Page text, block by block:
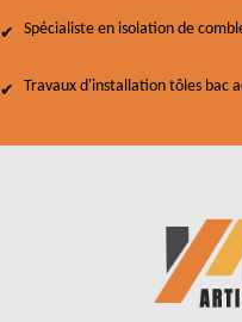
Spécialiste en isolation de
Travaux d'installation tôles bac